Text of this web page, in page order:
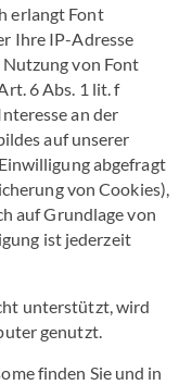
erlangt Font
Ihre IP-Adresse
von Font
6 Abs. 1 lit. f
an der
auf unserer
abgefragt
von Cookies),
auf Grundlage von
ist jederzeit
unterstützt, wird
genutzt.
finden Sie und in